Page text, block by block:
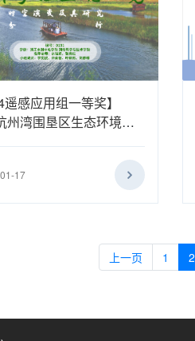
遥感应用组一等奖】
州湾围垦区生态环境时
17
上一页 1 2